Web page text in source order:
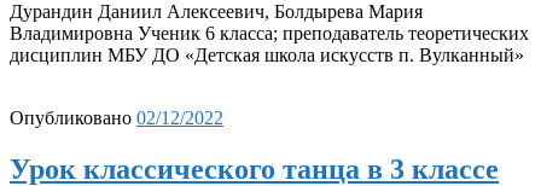
Дурандин Даниил Алексеевич, Болдырева Мария
Владимировна Ученик 6 класса; преподаватель теоретических
дисциплин МБУ ДО «Детская школа искусств п. Вулканный»
Опубликовано 02/12/2022
Урок классического танца в 3 классе